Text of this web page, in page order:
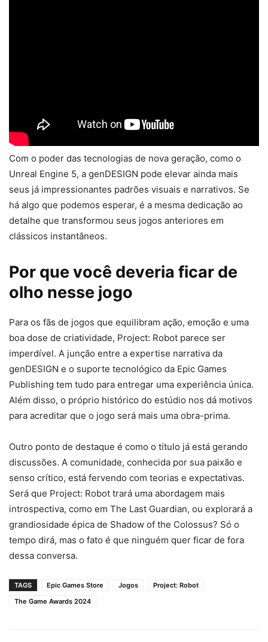
Com o poder das tecnologias de nova geração, como o
Unreal Engine 5, a genDESIGN pode elevar ainda mais
seus já impressionantes padrões visuais e narrativos. Se
há algo que podemos esperar, é a mesma dedicação ao
detalhe que transformou seus jogos anteriores em
clássicos instantâneos.
Por que você deveria ficar de
olho nesse jogo
Para os fãs de jogos que equilibram ação, emoção e uma
boa dose de criatividade, Project: Robot parece ser
imperdível. A junção entre a expertise narrativa da
genDESIGN e o suporte tecnológico da Epic Games
Publishing tem tudo para entregar uma experiência única.
Além disso, o próprio histórico do estúdio nos dá motivos
para acreditar que o jogo será mais uma obra-prima.
Outro ponto de destaque é como o título já está gerando
discussões. A comunidade, conhecida por sua paixão e
senso crítico, está fervendo com teorias e expectativas.
Será que Project: Robot trará uma abordagem mais
introspectiva, como em The Last Guardian, ou explorará a
grandiosidade épica de Shadow of the Colossus? Só o
tempo dirá, mas o fato é que ninguém quer ficar de fora
dessa conversa.
TAGS Epic Games Store Jogos
Project: Robot
The Game Awards 2024